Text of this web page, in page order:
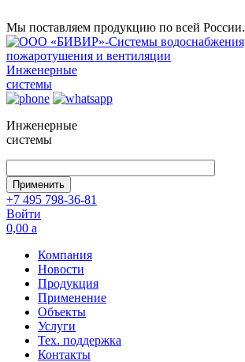
Мы поставляем продукцию по всей России.
Инженерные
системы
Инженерные
системы
+7 495 798-36-81
Войти
0,00 a
Компания
Новости
Продукция
Применение
Объекты
Услуги
Тех. поддержка
Контакты